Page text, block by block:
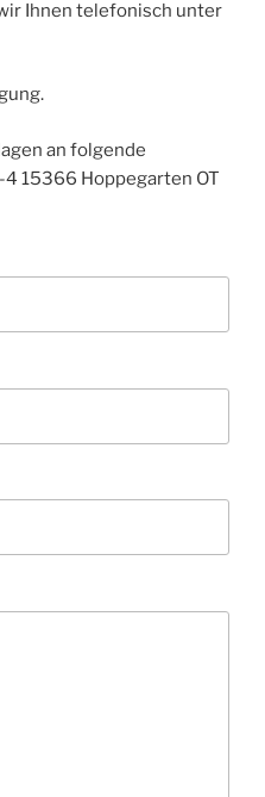
Ihnen telefonisch unter
an folgende
15366 Hoppegarten OT